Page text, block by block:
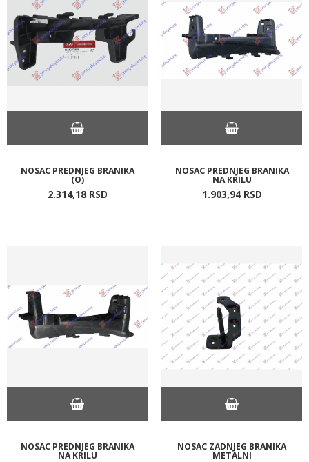
NOSAC PREDNJEG BRANIKA
(O)
2.314,18 RSD
NOSAC PREDNJEG BRANIKA
NA KRILU
1.903,94 RSD
NOSAC PREDNJEG BRANIKA
NA KRILU
NOSAC ZADNJEG BRANIKA
METALNI